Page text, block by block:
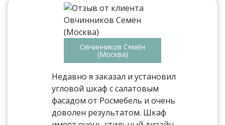
Овчинников Семён
(Москва)
Недавно я заказал и установил
угловой шкаф с салатовым
фасадом от Росмебель и очень
доволен результатом. Шкаф